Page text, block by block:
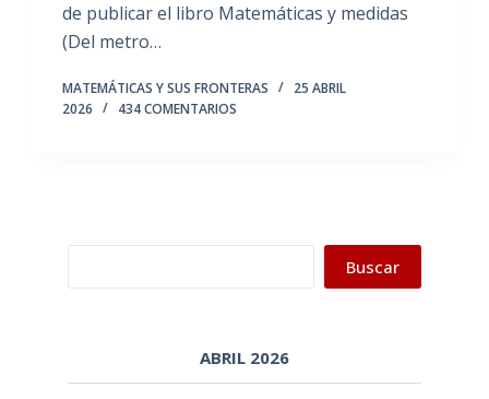
de publicar el libro Matemáticas y medidas
(Del metro…
MATEMÁTICAS Y SUS FRONTERAS
25 ABRIL
2026
434 COMENTARIOS
Buscar
ABRIL 2026